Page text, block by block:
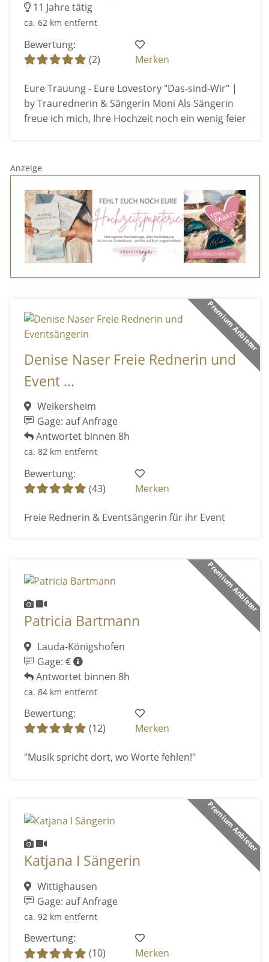
11 Jahre tätig
ca. 62 km entfernt
Bewertung:
(2)
Merken
Eure Trauung - Eure Lovestory "Das-sind-Wir" |
by Traurednerin & Sängerin Moni Als Sängerin
freue ich mich, Ihre Hochzeit noch ein wenig feier
Anzeige
Premium Anbieter
Denise Naser Freie Rednerin und
Event ...
Weikersheim
Gage: auf Anfrage
Antwortet binnen 8h
ca. 82 km entfernt
Bewertung:
(43)
Merken
Freie Rednerin & Eventsängerin für ihr Event
Premium Anbieter
Patricia Bartmann
Lauda-Königshofen
Gage: €
Antwortet binnen 8h
ca. 84 km entfernt
Bewertung:
(12)
Merken
"Musik spricht dort, wo Worte fehlen!"
Premium Anbieter
Katjana I Sängerin
Wittighausen
Gage: auf Anfrage
ca. 92 km entfernt
Bewertung:
(10)
Merken